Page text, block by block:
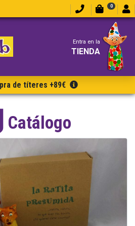
0
Entra en la
TIENDA
de títeres +89€
Catálogo